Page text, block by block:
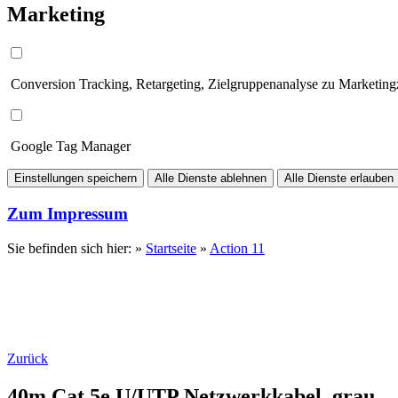
Marketing
Conversion Tracking, Retargeting, Zielgruppenanalyse zu
Google Tag Manager
Einstellungen speichern Alle Dienste ablehnen Alle Dienste erlauben
Zum Impressum
Sie befinden sich hier: » Startseite » Action 11
Zurück